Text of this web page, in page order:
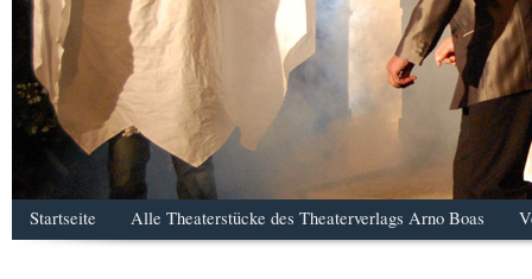
Startseite Alle Theaterstücke des Theaterverlags Arno Boas